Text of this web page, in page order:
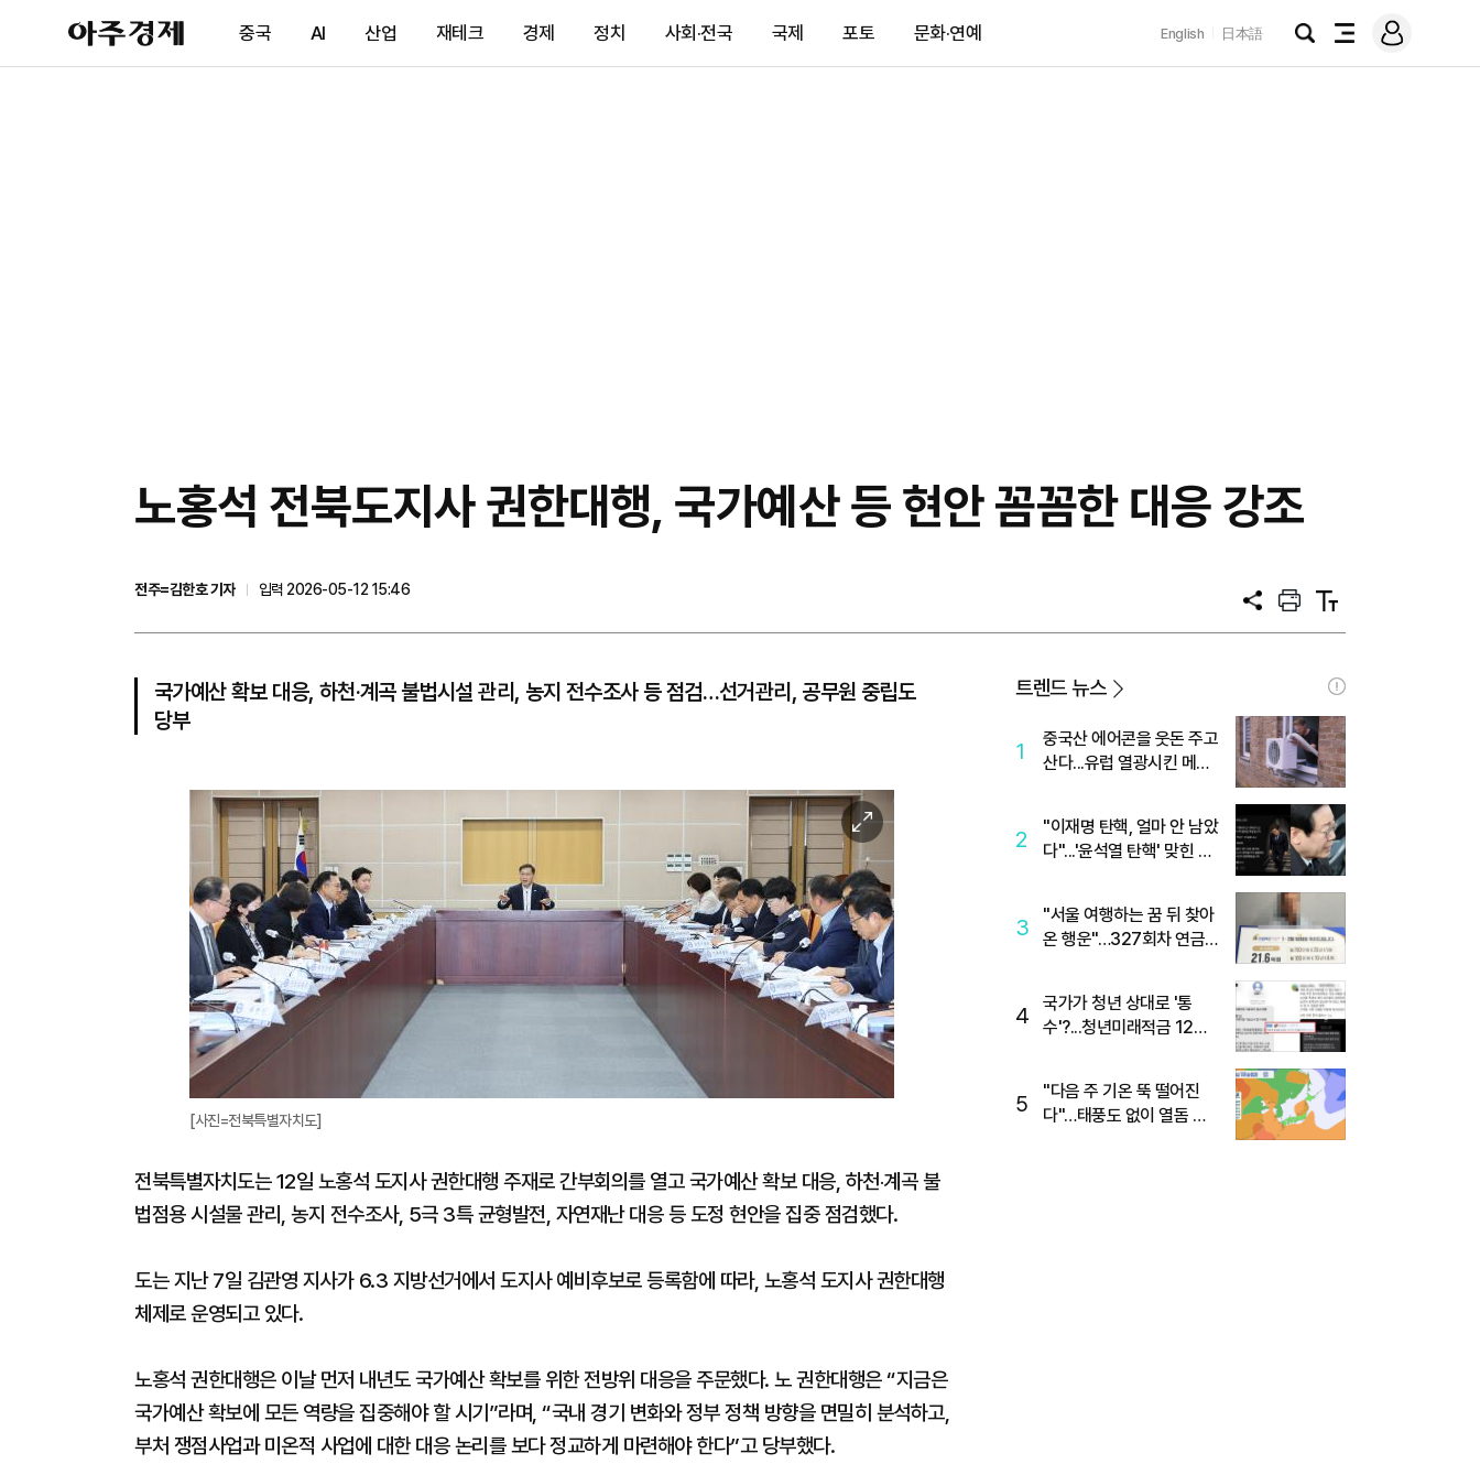
아
주
제
중국 AI 산업 재테크 경제 정치 사회·전국 국제 포토 문화·연예 English 日本語
검
전
메
그
노홍석 전북도지사 권한대행, 국가예산 등 현안 꼼꼼한 대응 강조
전주=김한호 기자
입력 2026-05-12 15:46
공
프
트
텍
트
국가예산 확보 대응, 하천‧계곡 불법시설 관리, 농지 전수조사 등 점검…선거관리, 공무원 중립도
당부
이
미
지
확
대
[사진=전북특별자치도]
전북특별자치도는 12일 노홍석 도지사 권한대행 주재로 간부회의를 열고 국가예산 확보 대응, 하천‧계곡 불
법점용 시설물 관리, 농지 전수조사, 5극 3특 균형발전, 자연재난 대응 등 도정 현안을 집중 점검했다.
도는 지난 7일 김관영 지사가 6.3 지방선거에서 도지사 예비후보로 등록함에 따라, 노홍석 도지사 권한대행
체제로 운영되고 있다.
노홍석 권한대행은 이날 먼저 내년도 국가예산 확보를 위한 전방위 대응을 주문했다. 노 권한대행은 “지금은
국가예산 확보에 모든 역량을 집중해야 할 시기”라며, “국내 경기 변화와 정부 정책 방향을 면밀히 분석하고,
부처 쟁점사업과 미온적 사업에 대한 대응 논리를 보다 정교하게 마련해야 한다”고 당부했다.
트렌드 뉴스
1
중국산 에어콘을 웃돈 주고
산다...유럽 열광시킨 메이
2
"이재명 탄핵, 얼마 안 남았
다"...'윤석열 탄핵' 맞힌 무
3
"서울 여행하는 꿈 뒤 찾아
온 행운"…327회차 연금
4
국가가 청년 상대로 '통
수'?...청년미래적금 12%
5
"다음 주 기온 뚝 떨어진
다"…태풍도 없이 열돔 박